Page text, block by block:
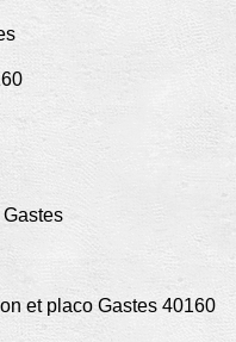
et placo Gastes 40160